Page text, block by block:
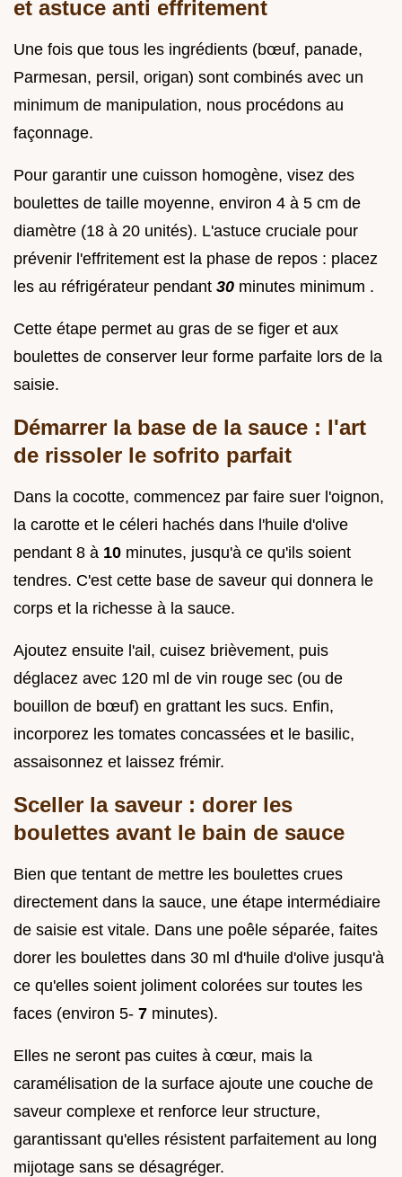
et astuce anti effritement
Une fois que tous les ingrédients (bœuf, panade,
Parmesan, persil, origan) sont combinés avec un
minimum de manipulation, nous procédons au
façonnage.
Pour garantir une cuisson homogène, visez des
boulettes de taille moyenne, environ 4 à 5 cm de
diamètre (18 à 20 unités). L'astuce cruciale pour
prévenir l'effritement est la phase de repos : placez
les au réfrigérateur pendant 30 minutes minimum .
Cette étape permet au gras de se figer et aux
boulettes de conserver leur forme parfaite lors de la
saisie.
Démarrer la base de la sauce : l'art
de rissoler le sofrito parfait
Dans la cocotte, commencez par faire suer l'oignon,
la carotte et le céleri hachés dans l'huile d'olive
pendant 8 à 10 minutes, jusqu'à ce qu'ils soient
tendres. C'est cette base de saveur qui donnera le
corps et la richesse à la sauce.
Ajoutez ensuite l'ail, cuisez brièvement, puis
déglacez avec 120 ml de vin rouge sec (ou de
bouillon de bœuf) en grattant les sucs. Enfin,
incorporez les tomates concassées et le basilic,
assaisonnez et laissez frémir.
Sceller la saveur : dorer les
boulettes avant le bain de sauce
Bien que tentant de mettre les boulettes crues
directement dans la sauce, une étape intermédiaire
de saisie est vitale. Dans une poêle séparée, faites
dorer les boulettes dans 30 ml d'huile d'olive jusqu'à
ce qu'elles soient joliment colorées sur toutes les
faces (environ 5- 7 minutes).
Elles ne seront pas cuites à cœur, mais la
caramélisation de la surface ajoute une couche de
saveur complexe et renforce leur structure,
garantissant qu'elles résistent parfaitement au long
mijotage sans se désagréger.